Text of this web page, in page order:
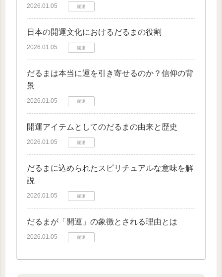
2026.01.05 開運
日本の開運文化におけるだるまの役割
2026.01.05 開運
だるまは本当に運を引き寄せるのか？信仰の背
景
2026.01.05 開運
開運アイテムとしてのだるまの由来と歴史
2026.01.05 開運
だるまに込められたスピリチュアルな意味を解
説
2026.01.05 開運
だるまが「開運」の象徴とされる理由とは
2026.01.05 開運